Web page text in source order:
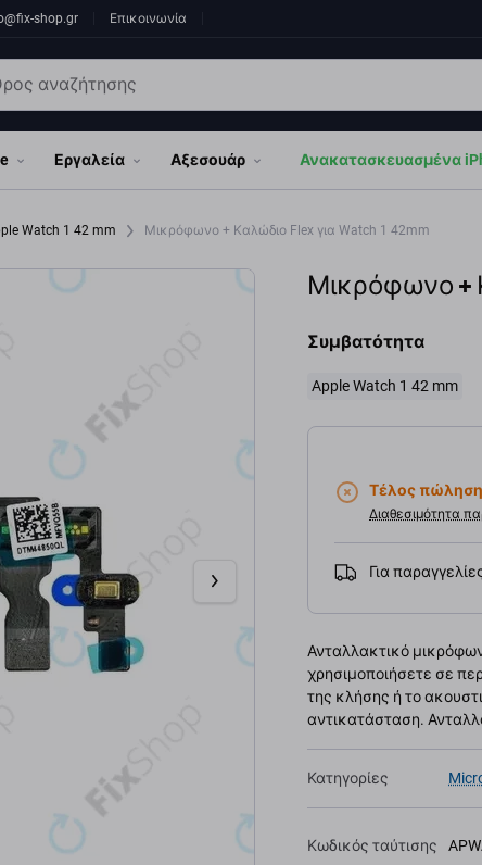
shop.gr Επικοινωνία
Εργαλεία Αξεσουάρ Ανακατασκευασμένα
Watch 1 42 mm Μικρόφωνο + Καλώδιο Flex για Watch 1 42mm
Μικρόφωνο +
Συμβατότητα
Apple Watch 1 42 mm
Τέλος
Διαθεσιμότητα
Για
Ανταλλακτικό
χρησιμοποιήσετε σε
της κλήσης ή το
αντικατάσταση.
Κατηγορίες
Κωδικός ταύτισης